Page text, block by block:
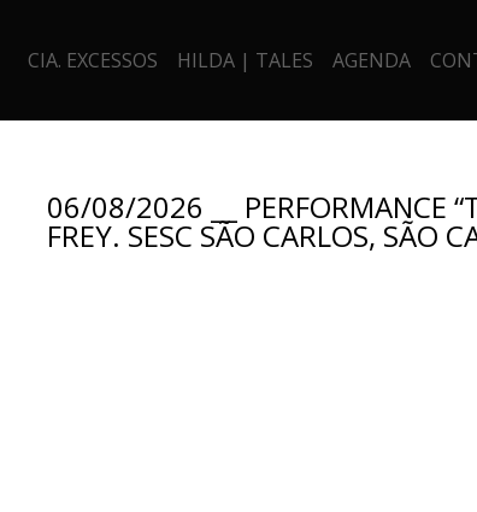
CIA. EXCESSOS HILDA | TALES AGENDA
06/08/2026 __ PERFORMANCE
FREY. SESC SÃO CARLOS, SÃO